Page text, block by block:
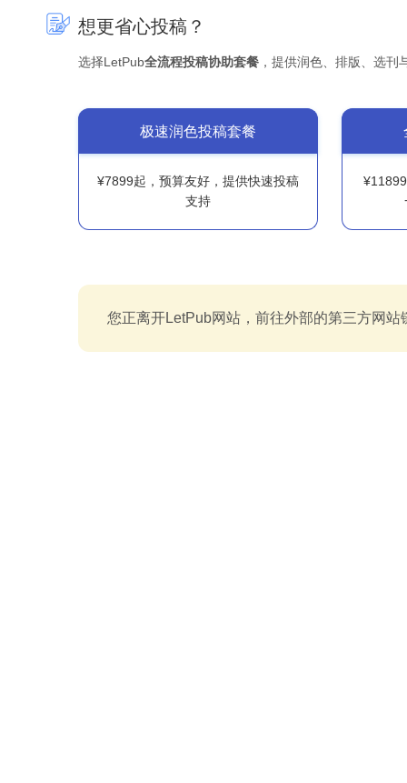
想更省心投稿？
选择LetPub全流程投稿协助套餐 ，提供润色、排版、选
极速润色投稿套餐
¥7899起，预算友好，提供快速投稿
支持
您正离开LetPub网站，前往外部的第三方网